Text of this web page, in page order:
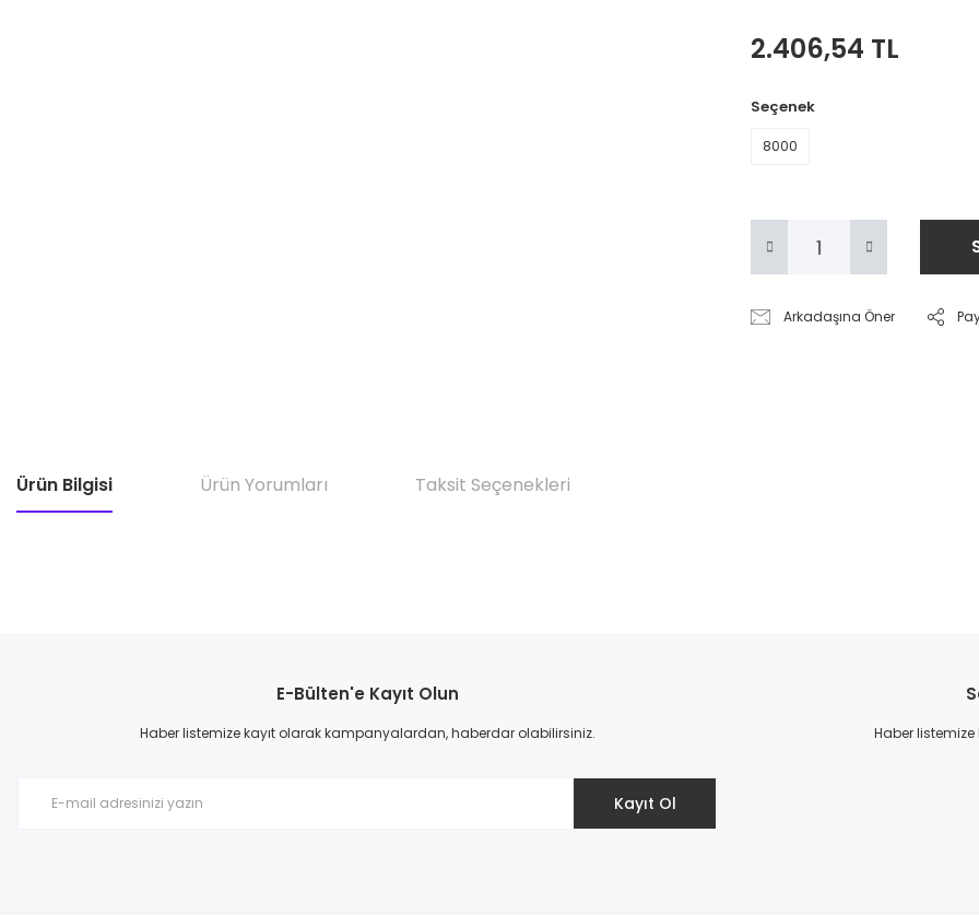
2.406,54 TL
Seçenek
8000
Arkadaşına Öner
Ürün Bilgisi Ürün Yorumları Taksit Seçenekleri
E-Bülten'e Kayıt Olun
Haber listemize kayıt olarak kampanyalardan, haberdar olabilirsiniz.
Kayıt Ol
Haber